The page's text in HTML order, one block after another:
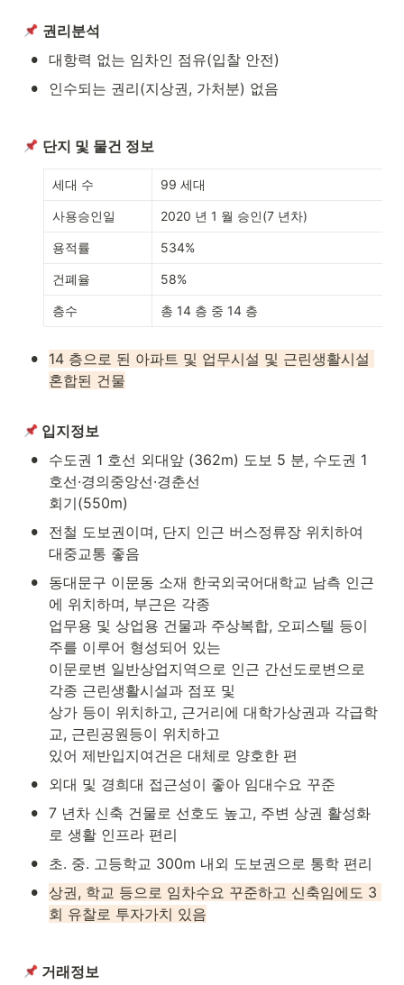
권리분석
• 대항력 없는 임차인 점유(입찰 안전)
• 인수되는 권리(지상권, 가처분) 없음
단지 및 물건 정보
세대 수 99 세대
사용승인일 2020 년 1 월 승인(7 년차)
용적률 534%
건폐율 58%
층수 총 14 층 중 14 층
•
14 층으로 된 아파트 및 업무시설 및 근린생활시설
혼합된 건물
입지정보
•
수도권 1 호선 외대앞 (362m) 도보 5 분, 수도권 1
호선·경의중앙선·경춘선
회기(550m)
•
전철 도보권이며, 단지 인근 버스정류장 위치하여
대중교통 좋음
•
동대문구 이문동 소재 한국외국어대학교 남측 인근
에 위치하며, 부근은 각종
업무용 및 상업용 건물과 주상복합, 오피스텔 등이
주를 이루어 형성되어 있는
이문로변 일반상업지역으로 인근 간선도로변으로
각종 근린생활시설과 점포 및
상가 등이 위치하고, 근거리에 대학가상권과 각급학
교, 근린공원등이 위치하고
있어 제반입지여건은 대체로 양호한 편
• 외대 및 경희대 접근성이 좋아 임대수요 꾸준
• 7 년차 신축 건물로 선호도 높고, 주변 상권 활성화
로 생활 인프라 편리
• 초. 중. 고등학교 300m 내외 도보권으로 통학 편리
•
상권, 학교 등으로 임차수요 꾸준하고 신축임에도 3
회 유찰로 투자가치 있음
거래정보